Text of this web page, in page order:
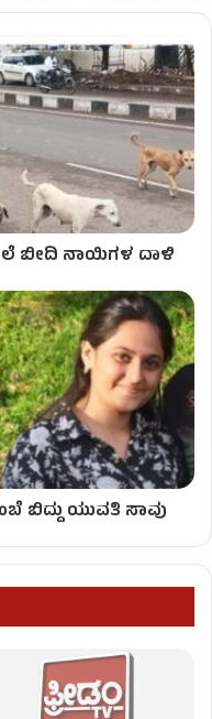
ಬೀದಿ ನಾಯಿಗಳ ದಾಳಿ
ಬಿದ್ದು ಯುವತಿ ಸಾವು